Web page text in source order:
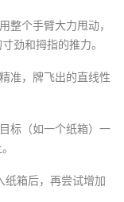
整个手臂大力甩动，
劲和拇指的推力。
准，牌飞出的直线性
标（如一个纸箱）一
纸箱后，再尝试增加